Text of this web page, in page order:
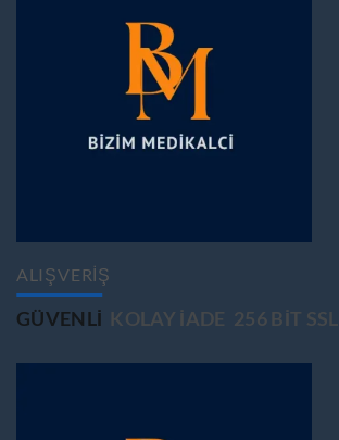
ALIŞVERİŞ
GÜVENLİ KOLAY İADE 256 BİT SSL